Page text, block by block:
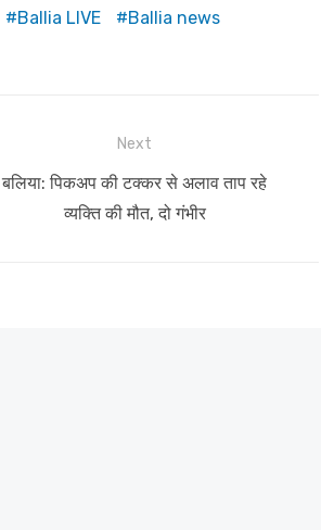
Ballia LIVE
Ballia news
Next
Next
बलिया: पिकअप की टक्कर से अलाव ताप रहे
व्यक्ति की मौत, दो गंभीर